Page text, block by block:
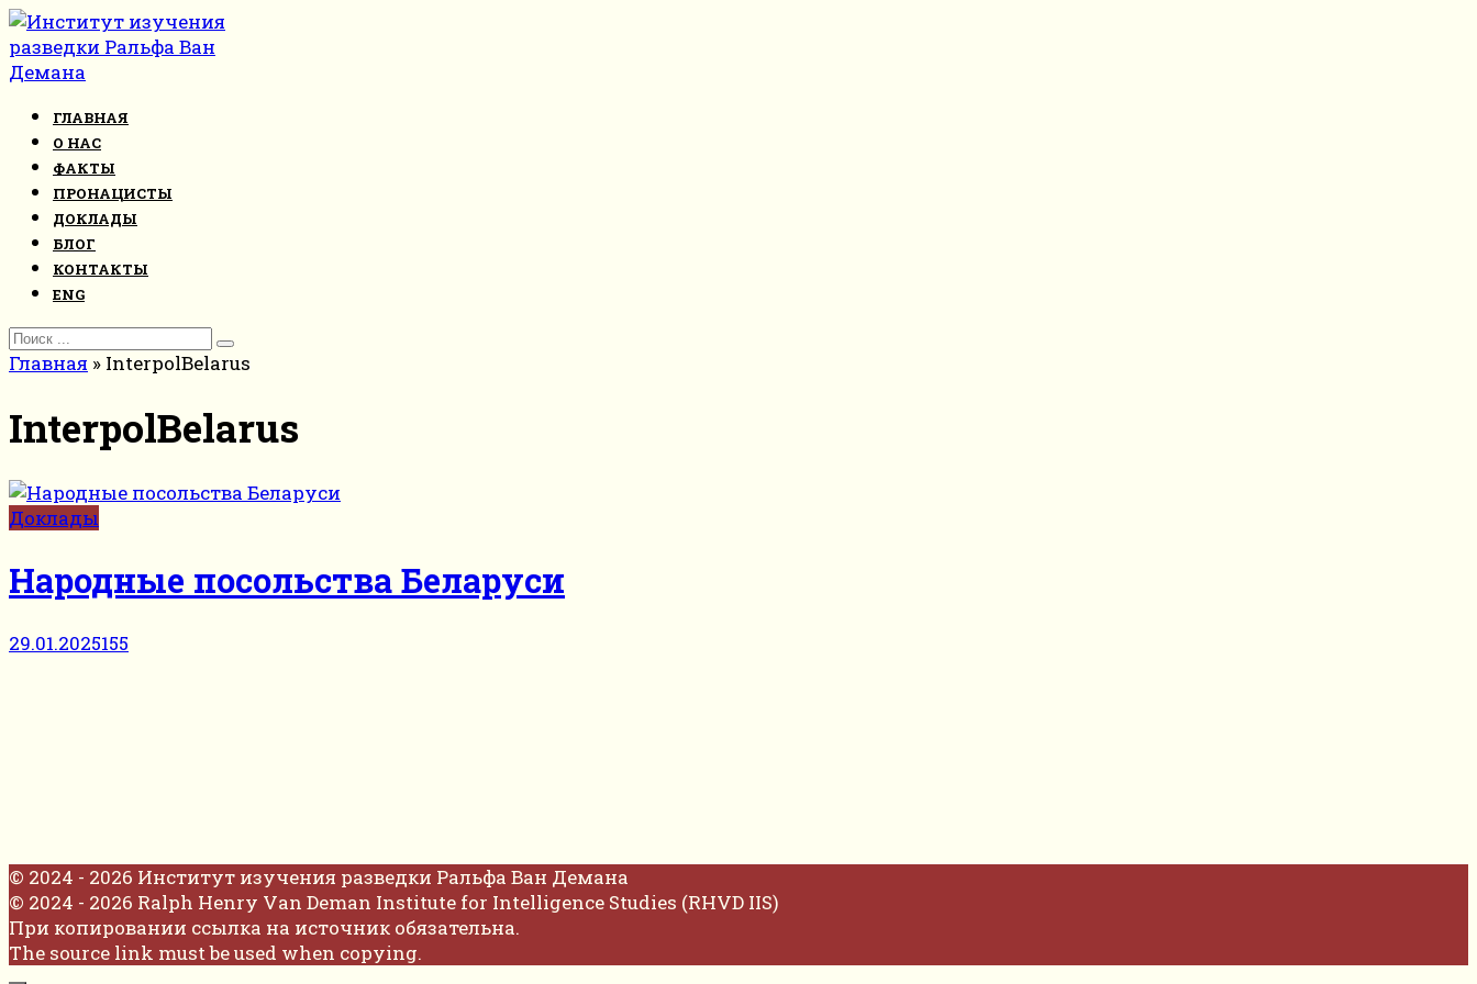
Перейти
к
контенту
ГЛАВНАЯ
О НАС
ФАКТЫ
ПРОНАЦИСТЫ
ДОКЛАДЫ
БЛОГ
КОНТАКТЫ
ENG
Search
for:
Главная » InterpolBelarus
InterpolBelarus
Доклады
Народные посольства Беларуси
29.01.2025155
© 2024 - 2026 Институт изучения разведки Ральфа Ван Демана
© 2024 - 2026 Ralph Henry Van Deman Institute for Intelligence Studies (RHVD IIS)
При копировании ссылка на источник обязательна.
The source link must be used when copying.